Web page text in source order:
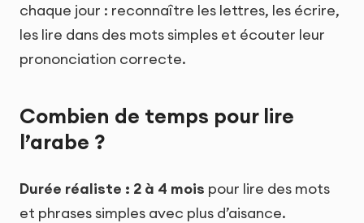
chaque jour : reconnaître les lettres, les écrire,
les lire dans des mots simples et écouter leur
prononciation correcte.
Combien de temps pour lire
l’arabe ?
Durée réaliste : 2 à 4 mois pour lire des mots
et phrases simples avec plus d’aisance.